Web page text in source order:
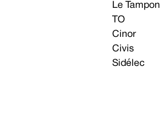
Le Tampon
TO
Cinor
Civis
Sidélec